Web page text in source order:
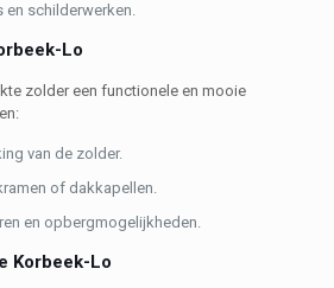
en schilderwerken.
Lo
zolder een functionele en mooie
van de zolder.
of dakkapellen.
en opbergmogelijkheden.
Korbeek-Lo